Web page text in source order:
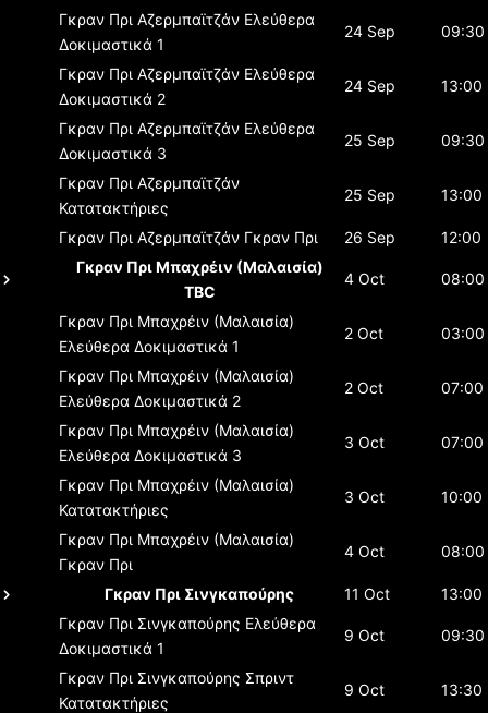
Γκραν Πρι Αζερμπαϊτζάν Ελεύθερα
Δοκιμαστικά 1
24 Sep 09:30
Γκραν Πρι Αζερμπαϊτζάν Ελεύθερα
Δοκιμαστικά 2
24 Sep 13:00
Γκραν Πρι Αζερμπαϊτζάν Ελεύθερα
Δοκιμαστικά 3
25 Sep 09:30
Γκραν Πρι Αζερμπαϊτζάν
Κατατακτήριες
25 Sep 13:00
Γκραν Πρι Αζερμπαϊτζάν Γκραν Πρι 26 Sep
12:00
Γκραν Πρι Μπαχρέιν (Μαλαισία)
TBC
4 Oct 08:00
Γκραν Πρι Μπαχρέιν (Μαλαισία)
Ελεύθερα Δοκιμαστικά 1
2 Oct 03:00
Γκραν Πρι Μπαχρέιν (Μαλαισία)
Ελεύθερα Δοκιμαστικά 2
2 Oct 07:00
Γκραν Πρι Μπαχρέιν (Μαλαισία)
Ελεύθερα Δοκιμαστικά 3
3 Oct 07:00
Γκραν Πρι Μπαχρέιν (Μαλαισία)
Κατατακτήριες
3 Oct 10:00
Γκραν Πρι Μπαχρέιν (Μαλαισία)
Γκραν Πρι
4 Oct 08:00
Γκραν Πρι Σινγκαπούρης 11 Oct
13:00
Γκραν Πρι Σινγκαπούρης Ελεύθερα
Δοκιμαστικά 1
9 Oct 09:30
Γκραν Πρι Σινγκαπούρης Σπριντ
Κατατακτήριες
9 Oct 13:30